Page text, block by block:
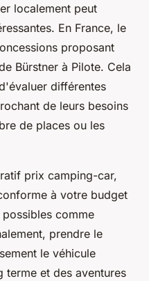
localement peut
En France, le
proposant
Bürstner à Pilote. Cela
différentes
de leurs besoins
de places ou les
prix camping-car,
à votre budget
comme
prendre le
le véhicule
terme et des aventures